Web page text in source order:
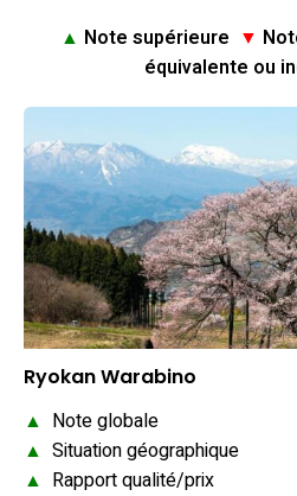
▲ Note supérieure ▼
équivalente ou
Ryokan Warabino
▲ Note globale
▲ Situation géographique
▲ Rapport qualité/prix